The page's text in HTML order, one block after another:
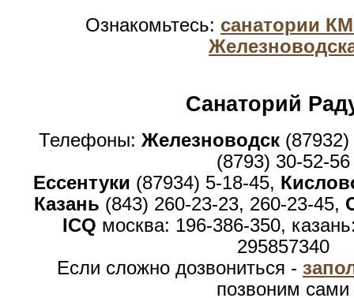
Ознакомьтесь: санатории
Санаторий
Телефоны: Железноводск
(8793) 30-52-56
Ессентуки (87934) 5-18-45,
Казань (843) 260-23-23, 260-23-45,
ICQ москва: 196-386-350,
295857340
Если сложно дозвониться -
позвоним сами